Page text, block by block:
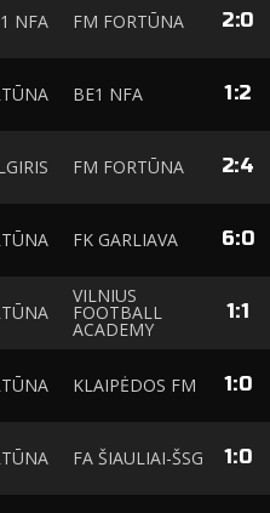
NFA FM FORTŪNA 2:0
BE1 NFA 1:2
FM FORTŪNA 2:4
FK GARLIAVA 6:0
VILNIUS
FOOTBALL
ACADEMY
1:1
KLAIPĖDOS FM 1:0
FA ŠIAULIAI-ŠSG 1:0